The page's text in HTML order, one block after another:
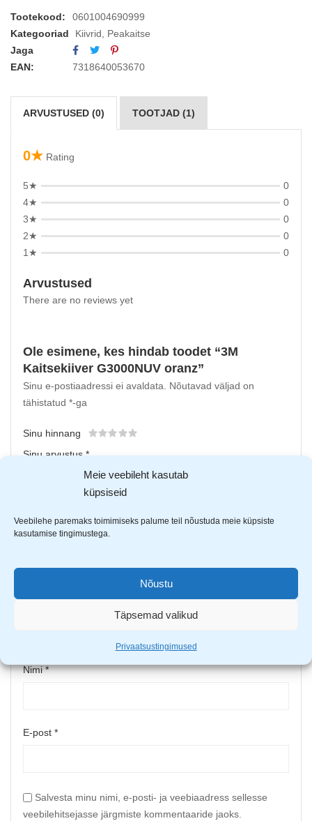
Meie veebileht kasutab
küpsiseid
Veebilehe paremaks toimimiseks palume teil nõustuda meie küpsiste
kasutamise tingimustega.
Nõustu
Täpsemad valikud
Privaatsustingimused
Tootekood:
0601004690999
Kategooriad
Kiivrid
Peakaitse
Jaga
EAN:
7318640053670
ARVUSTUSED (0) TOOTJAD (1)
0★ Rating
5★
0
4★
0
3★
0
2★
0
1★
0
Arvustused
There are no reviews yet
Ole esimene, kes hindab toodet “3M
Kaitsekiiver G3000NUV oranz”
Sinu e-postiaadressi ei avaldata.
Nõutavad väljad on
tähistatud *-ga
Sinu hinnang
Sinu arvustus*
Upload up to 5 images or videos
Nimi*
E-post *
Salvesta minu nimi, e-posti- ja veebiaadress sellesse
veebilehitsejasse järgmiste kommentaaride jaoks.